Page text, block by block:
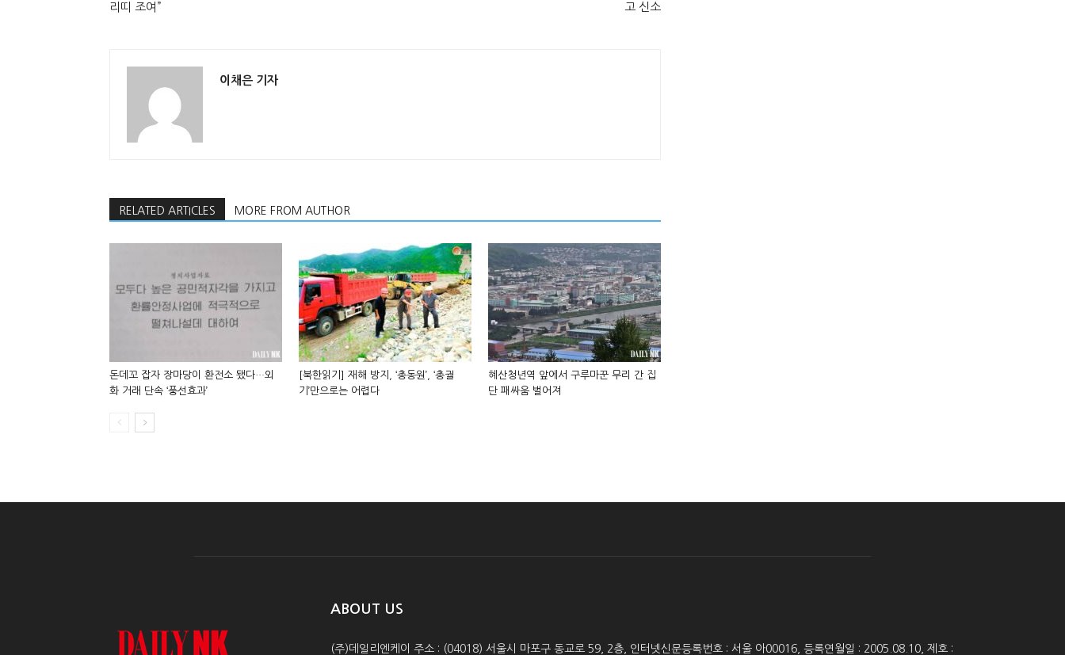
리띠 조여”
고 신소
이채은 기자
RELATED ARTICLES MORE FROM AUTHOR
돈데꼬 잡자 장마당이 환전소 됐다…외
화 거래 단속 ‘풍선효과’
[북한읽기] 재해 방지, ‘총동원’, ‘총궐
기’만으로는 어렵다
혜산청년역 앞에서 구루마꾼 무리 간 집
단 패싸움 벌어져
ABOUT US
(주)데일리엔케이 주소 : (04018) 서울시 마포구 동교로 59, 2층, 인터넷신문등록번호 : 서울 아00016, 등록연월일 : 2005.08.10, 제호 :